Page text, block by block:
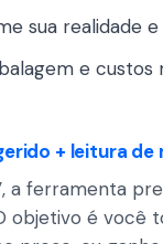
sua realidade
e custos
+ leitura de
a ferramenta
objetivo é você